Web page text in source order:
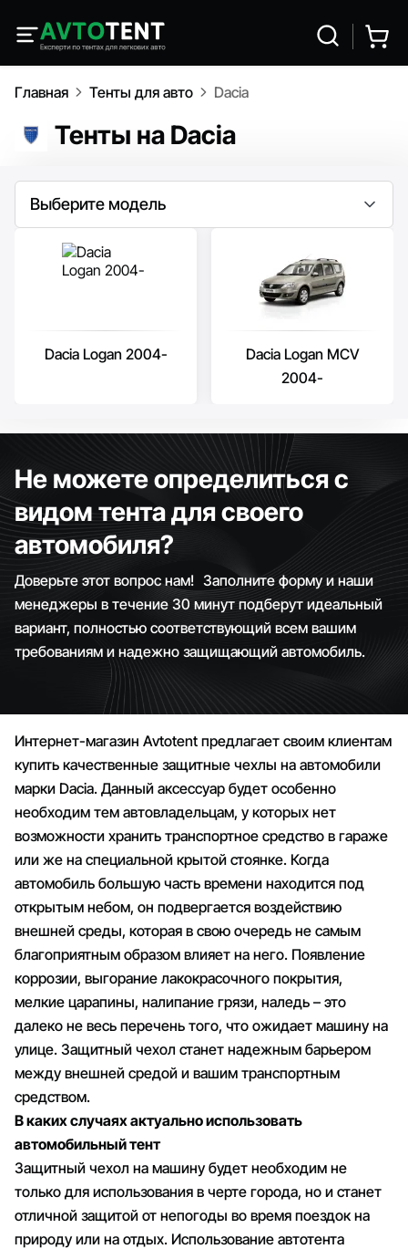
Главная Тенты для авто Dacia
Тенты на Dacia
Dacia Logan 2004-
Dacia Logan MCV
2004-
Не можете определиться с
видом тента для своего
автомобиля?
Доверьте этот вопрос нам! Заполните форму и наши
менеджеры в течение 30 минут подберут идеальный
вариант, полностью соответствующий всем вашим
требованиям и надежно защищающий автомобиль.
Интернет-магазин Avtotent предлагает своим клиентам
купить качественные защитные чехлы на автомобили
марки Dacia. Данный аксессуар будет особенно
необходим тем автовладельцам, у которых нет
возможности хранить транспортное средство в гараже
или же на специальной крытой стоянке. Когда
автомобиль большую часть времени находится под
открытым небом, он подвергается воздействию
внешней среды, которая в свою очередь не самым
благоприятным образом влияет на него. Появление
коррозии, выгорание лакокрасочного покрытия,
мелкие царапины, налипание грязи, наледь – это
далеко не весь перечень того, что ожидает машину на
улице. Защитный чехол станет надежным барьером
между внешней средой и вашим транспортным
средством.
В каких случаях актуально использовать
автомобильный тент
Защитный чехол на машину будет необходим не
только для использования в черте города, но и станет
отличной защитой от непогоды во время поездок на
природу или на отдых. Использование автотента